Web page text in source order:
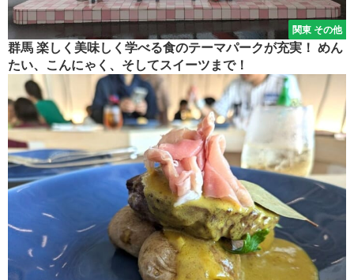
関東 その他
群馬 楽しく美味しく学べる食のテーマパークが充実！ めん
たい、こんにゃく、そしてスイーツまで！